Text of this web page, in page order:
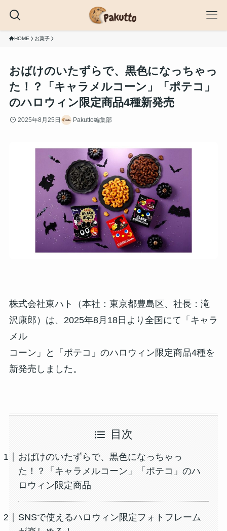
HOME お菓子
おばけのいたずらで、黒色になっちゃっ
た！？「キャラメルコーン」「ポテコ」
のハロウィン限定商品4種新発売
2025年8月25日 Pakutto編集部
株式会社東ハト（本社：東京都豊島区、社長：滝
沢康郎）は、2025年8月18日より全国にて「キャラ
メル
コーン」と「ポテコ」のハロウィン限定商品4種を
新発売しました。
目次
おばけのいたずらで、黒色になっちゃっ
た！？「キャラメルコーン」「ポテコ」のハ
ロウィン限定商品
SNSで使えるハロウィン限定フォトフレーム